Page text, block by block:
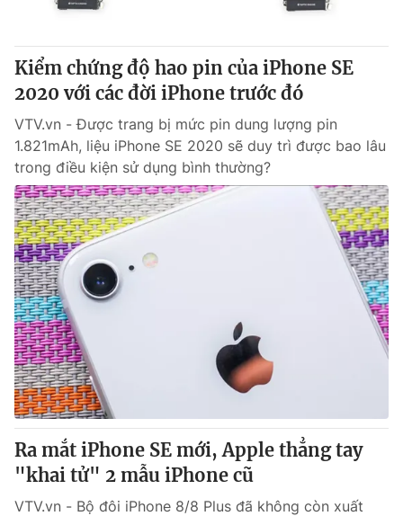
Tư vấn
Chuyên mục khác
Emagazine Podcast
Photo Infographic
Video
VTV Money
VTV Sức khoẻ Bất động sản
Thị trường 24h Tấm lòng Việt
VTV4 Vươn mình bằng AI
VTV9 VTV8
Kiểm chứng độ hao pin của iPhone SE
2020 với các đời iPhone trước đó
VTV.vn - Được trang bị mức pin dung lượng pin
1.821mAh, liệu iPhone SE 2020 sẽ duy trì được bao lâu
trong điều kiện sử dụng bình thường?
Ra mắt iPhone SE mới, Apple thẳng tay
"khai tử" 2 mẫu iPhone cũ
VTV.vn - Bộ đôi iPhone 8/8 Plus đã không còn xuất